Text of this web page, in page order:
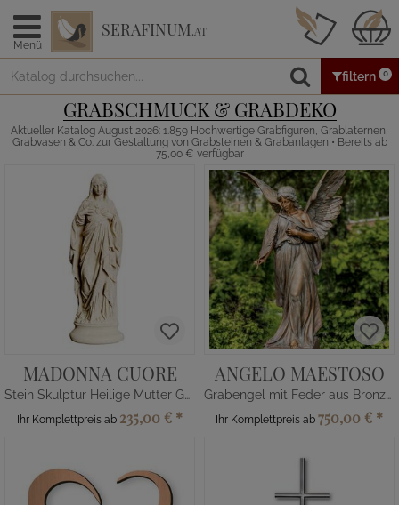
Menü
SERAFINUM.AT
filtern 0
GRABSCHMUCK & GRABDEKO
Aktueller Katalog August 2026: 1.859 Hochwertige Grabfiguren, Grablaternen,
Grabvasen & Co. zur Gestaltung von Grabsteinen & Grabanlagen • Bereits ab
75,00 € verfügbar
MADONNA CUORE
Stein Skulptur Heilige Mutter Gottes mit Herz
Ihr Komplettpreis ab 235,00 € *
ANGELO MAESTOSO
Grabengel mit Feder aus Bronze - groß
Ihr Komplettpreis ab 750,00 € *